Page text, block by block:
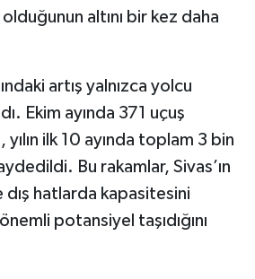
altını bir kez daha
artış yalnızca yolcu
Ekim ayında 371 uçuş
ilk 10 ayında toplam 3 bin
Bu rakamlar, Sivas’ın
dış hatlarda kapasitesini
potansiyel taşıdığını